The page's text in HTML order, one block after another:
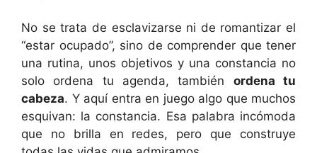
No se trata de esclavizarse ni de romantizar el
“estar ocupado”, sino de comprender que tener
una rutina, unos objetivos y una constancia no
solo ordena tu agenda, también ordena tu
cabeza. Y aquí entra en juego algo que muchos
esquivan: la constancia. Esa palabra incómoda
que no brilla en redes, pero que construye